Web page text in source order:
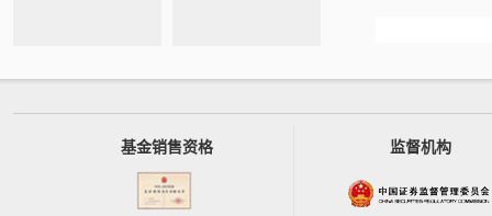
基金销售资格 监督机构